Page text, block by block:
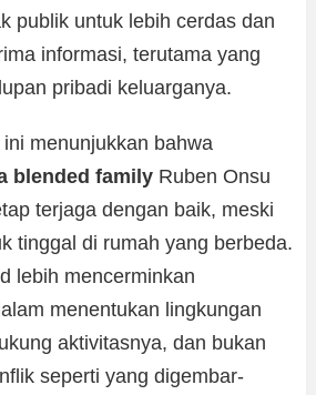
publik untuk lebih cerdas dan
informasi, terutama yang
pribadi keluarganya.
menunjukkan bahwa
blended family Ruben Onsu
terjaga dengan baik, meski
tinggal di rumah yang berbeda.
lebih mencerminkan
menentukan lingkungan
aktivitasnya, dan bukan
seperti yang digembar-